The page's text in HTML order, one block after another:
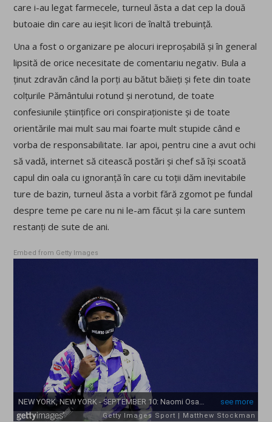
care i-au legat farmecele, turneul ăsta a dat cep la două
butoaie din care au ieșit licori de înaltă trebuință.
Una a fost o organizare pe alocuri ireproșabilă și în general
lipsită de orice necesitate de comentariu negativ. Bula a
ținut zdravăn când la porți au bătut băieți și fete din toate
colțurile Pământului rotund și nerotund, de toate
confesiunile științifice ori conspiraționiste și de toate
orientările mai mult sau mai foarte mult stupide când e
vorba de responsabilitate. Iar apoi, pentru cine a avut ochi
să vadă, internet să citească postări și chef să își scoată
capul din oala cu ignoranță în care cu toții dăm inevitabile
ture de bazin, turneul ăsta a vorbit fără zgomot pe fundal
despre teme pe care nu ni le-am făcut și la care suntem
restanți de sute de ani.
Embed from Getty Images